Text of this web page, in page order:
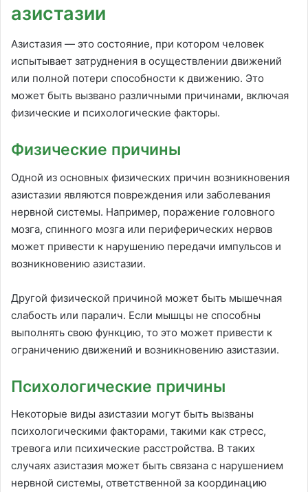
азистазии
Азистазия — это состояние, при котором человек
испытывает затруднения в осуществлении движений
или полной потери способности к движению. Это
может быть вызвано различными причинами, включая
физические и психологические факторы.
Физические причины
Одной из основных физических причин возникновения
азистазии являются повреждения или заболевания
нервной системы. Например, поражение головного
мозга, спинного мозга или периферических нервов
может привести к нарушению передачи импульсов и
возникновению азистазии.
Другой физической причиной может быть мышечная
слабость или паралич. Если мышцы не способны
выполнять свою функцию, то это может привести к
ограничению движений и возникновению азистазии.
Психологические причины
Некоторые виды азистазии могут быть вызваны
психологическими факторами, такими как стресс,
тревога или психические расстройства. В таких
случаях азистазия может быть связана с нарушением
нервной системы, ответственной за координацию